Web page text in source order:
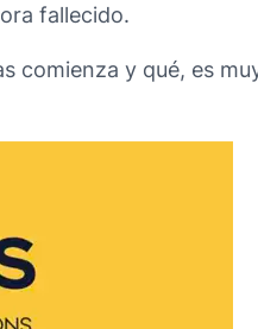
fallecido.
comienza y qué, es